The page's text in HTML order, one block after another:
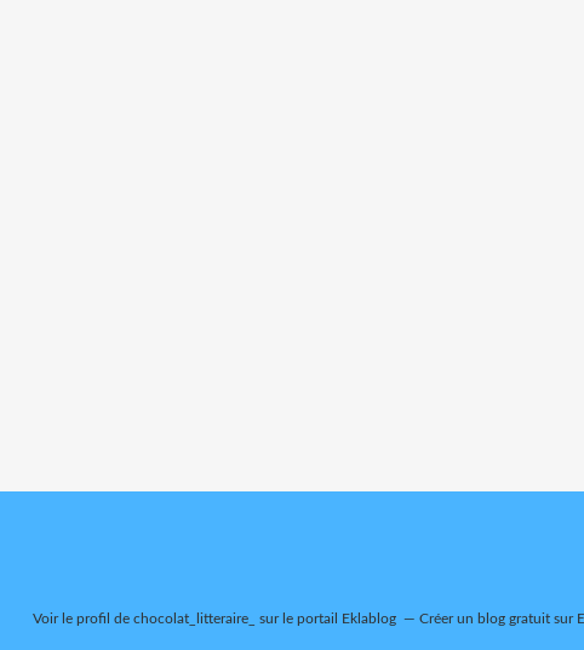
Voir le profil de chocolat_litteraire_ sur le portail Eklablog Créer un blog gratuit sur